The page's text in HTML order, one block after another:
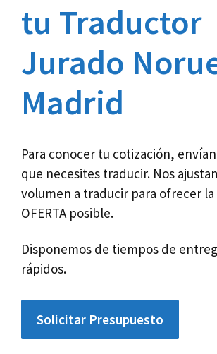
tu Traductor
Jurado
Madrid
Para conocer tu cotización,
que necesites traducir. Nos
volumen a traducir para ofrecer
OFERTA posible.
Disponemos de tiempos de
rápidos.
Solicitar Presupuesto